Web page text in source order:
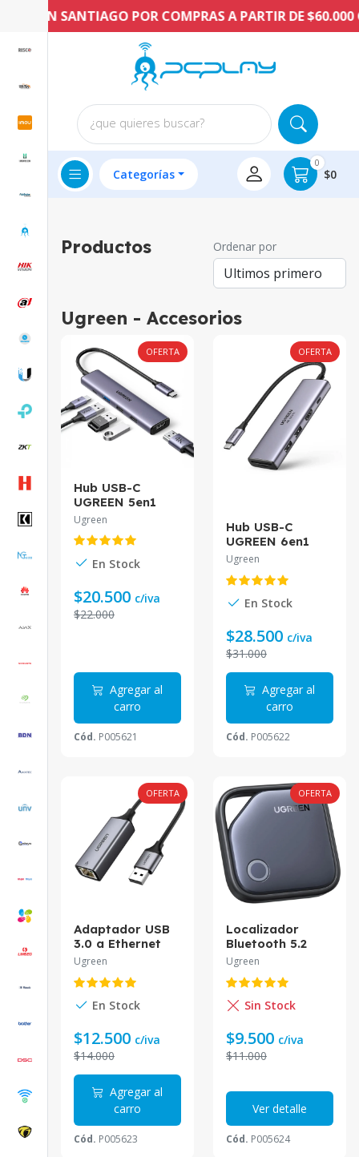
EN SANTIAGO POR COMPRAS A PARTIR DE $60.000 CLP
¿que quieres buscar?
Categorías
0
$0
Productos Ordenar por
Ugreen - Accesorios
OFERTA
Hub USB-C
UGREEN 5en1
HDMI 4K 3xUSB3
PD100W CM511
Ugreen
En Stock
$20.500 c/iva
$22.000
Agregar al
carro
Cód. P005621
OFERTA
Hub USB-C
UGREEN 6en1
HDMI 4K SD PD
Ugreen
En Stock
$28.500 c/iva
$31.000
Agregar al
carro
Cód. P005622
OFERTA
Adaptador USB
3.0 a Ethernet
Gigabit UGREEN
Ugreen
En Stock
$12.500 c/iva
$14.000
Agregar al
carro
Cód. P005623
OFERTA
Localizador
Bluetooth 5.2
UGREEN CM816
Ugreen
Sin Stock
$9.500 c/iva
$11.000
Ver detalle
Cód. P005624